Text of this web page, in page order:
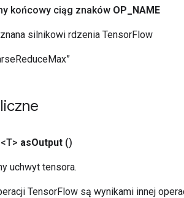
końcowy ciąg znaków OP NAME
silnikowi rdzenia TensorFlow
<T> asOutput ()
uchwyt tensora.
TensorFlow są wynikami innej